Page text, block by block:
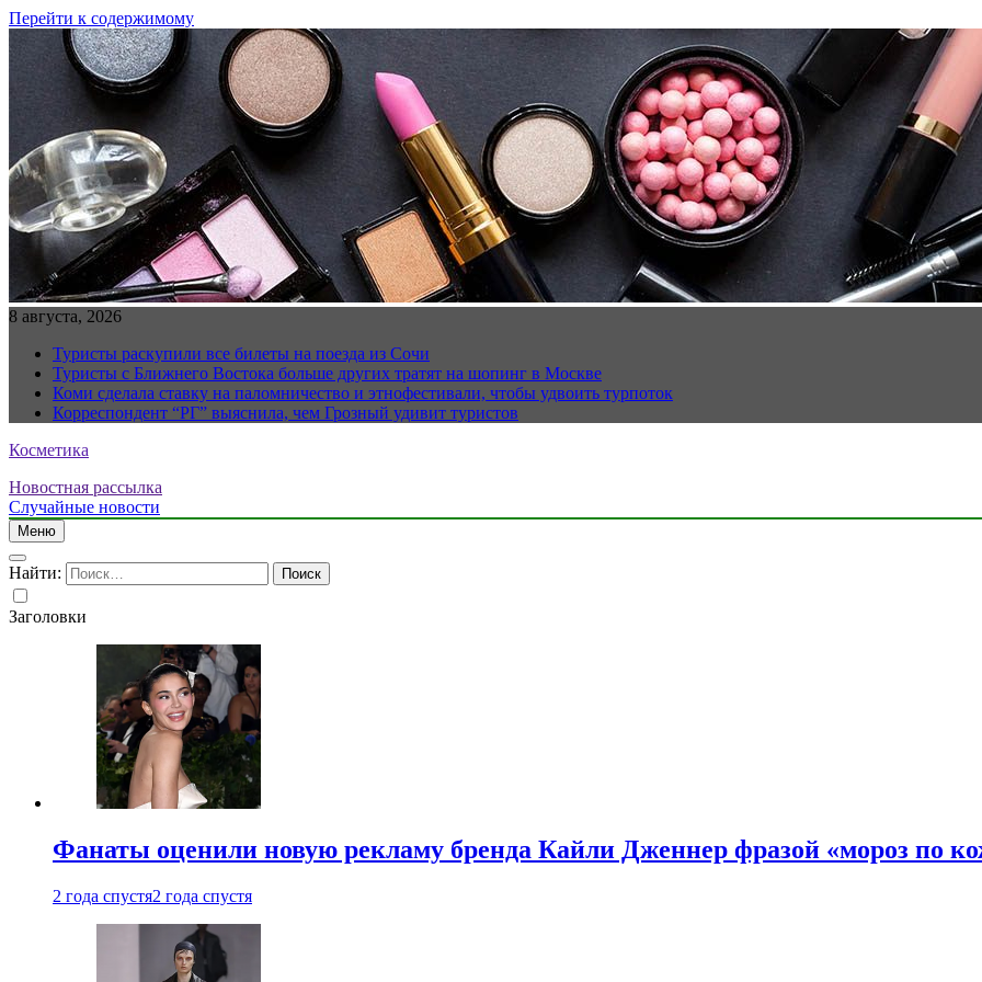
Перейти к содержимому
8 августа, 2026
Туристы раскупили все билеты на поезда из Сочи
Туристы с Ближнего Востока больше других тратят на шопинг в Москве
Коми сделала ставку на паломничество и этнофестивали, чтобы удвоить турпоток
Корреспондент “РГ” выяснила, чем Грозный удивит туристов
Косметика
Новостная рассылка
Случайные новости
Меню
Найти:
Заголовки
Фанаты оценили новую рекламу бренда Кайли Дженнер фразой «мороз по
2 года спустя2 года спустя